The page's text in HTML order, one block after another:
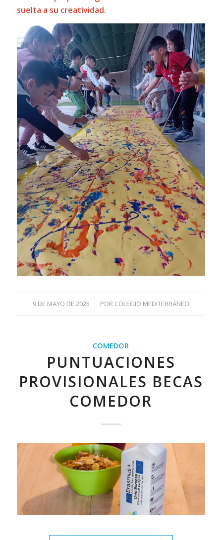
suelta a su creatividad.
9 DE MAYO DE 2025
/ POR COLEGIO MEDITERRÁNEO
COMEDOR
PUNTUACIONES
PROVISIONALES BECAS
COMEDOR